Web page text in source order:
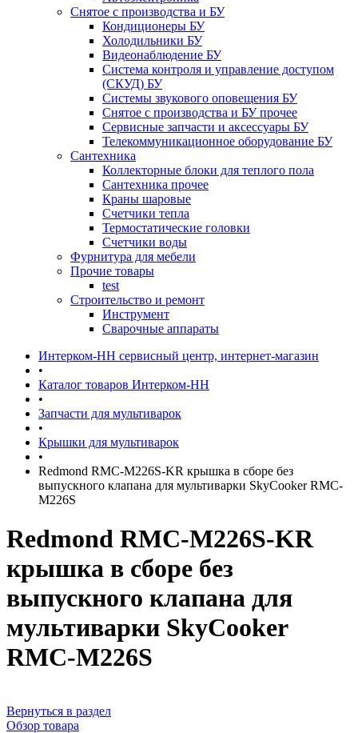
Снятое с производства и БУ
Кондиционеры БУ
Холодильники БУ
Видеонаблюдение БУ
Система контроля и управление доступом
(СКУД) БУ
Системы звукового оповещения БУ
Снятое с производства и БУ прочее
Сервисные запчасти и аксессуары БУ
Телекоммуникационное оборудование БУ
Сантехника
Коллекторные блоки для теплого пола
Сантехника прочее
Краны шаровые
Счетчики тепла
Термоcтатические головки
Счетчики воды
Фурнитура для мебели
Прочие товары
test
Строительство и ремонт
Инструмент
Сварочные аппараты
Интерком-НН сервисный центр, интернет-магазин
•
Каталог товаров Интерком-НН
•
Запчасти для мультиварок
•
Крышки для мультиварок
•
Redmond RMC-M226S-KR крышка в сборе без
выпускного клапана для мультиварки SkyCooker RMC-
M226S
Redmond RMC-M226S-KR
крышка в сборе без
выпускного клапана для
мультиварки SkyCooker
RMC-M226S
Вернуться в раздел
Обзор товара